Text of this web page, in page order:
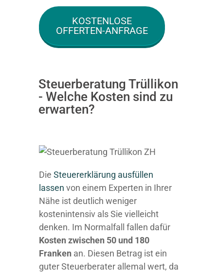
KOSTENLOSE
OFFERTEN-ANFRAGE
Steuerberatung Trüllikon
- Welche Kosten sind zu
erwarten?
Die Steuererklärung ausfüllen
lassen von einem Experten in Ihrer
Nähe ist deutlich weniger
kostenintensiv als Sie vielleicht
denken. Im Normalfall fallen dafür
Kosten zwischen 50 und 180
Franken an. Diesen Betrag ist ein
guter Steuerberater allemal wert, da